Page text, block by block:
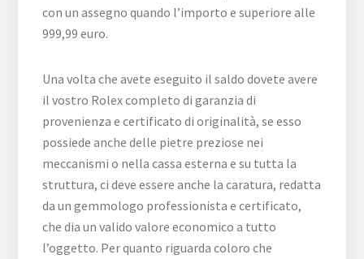
con un assegno quando l’importo e superiore alle
999,99 euro.
Una volta che avete eseguito il saldo dovete avere
il vostro Rolex completo di garanzia di
provenienza e certificato di originalità, se esso
possiede anche delle pietre preziose nei
meccanismi o nella cassa esterna e su tutta la
struttura, ci deve essere anche la caratura, redatta
da un gemmologo professionista e certificato,
che dia un valido valore economico a tutto
l’oggetto. Per quanto riguarda coloro che